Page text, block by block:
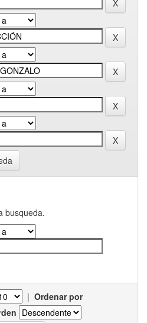
busqueda.
| Ordenar por